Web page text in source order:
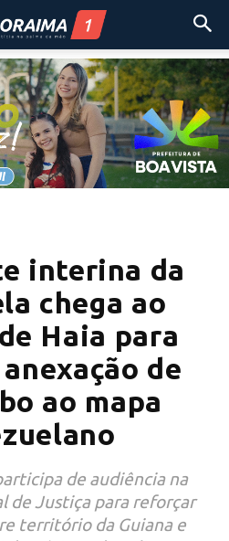
interina da
chega ao
Haia para
de
ao mapa
de audiência na
de Justiça para reforçar
território da Guiana e